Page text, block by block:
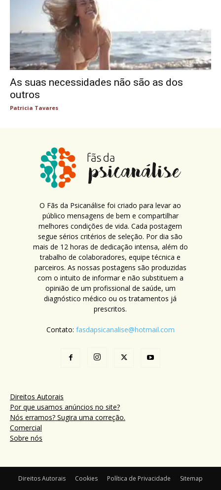
As suas necessidades não são as dos
outros
Patricia Tavares
O Fãs da Psicanálise foi criado para levar ao
público mensagens de bem e compartilhar
melhores condições de vida. Cada postagem
segue sérios critérios de seleção. Por dia são
mais de 12 horas de dedicação intensa, além do
trabalho de colaboradores, equipe técnica e
parceiros. As nossas postagens são produzidas
com o intuito de informar e não substituem a
opinião de um profissional de saúde, um
diagnóstico médico ou os tratamentos já
prescritos.
Contato: fasdapsicanalise@hotmail.com
Direitos Autorais
Por que usamos anúncios no site?
Nós erramos? Sugira uma correção.
Comercial
Sobre nós
Direitos Autorais Cookies Política de Privacidade Sitemap